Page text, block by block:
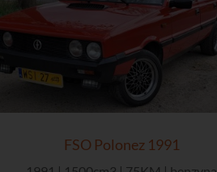
FSO Polonez 1991